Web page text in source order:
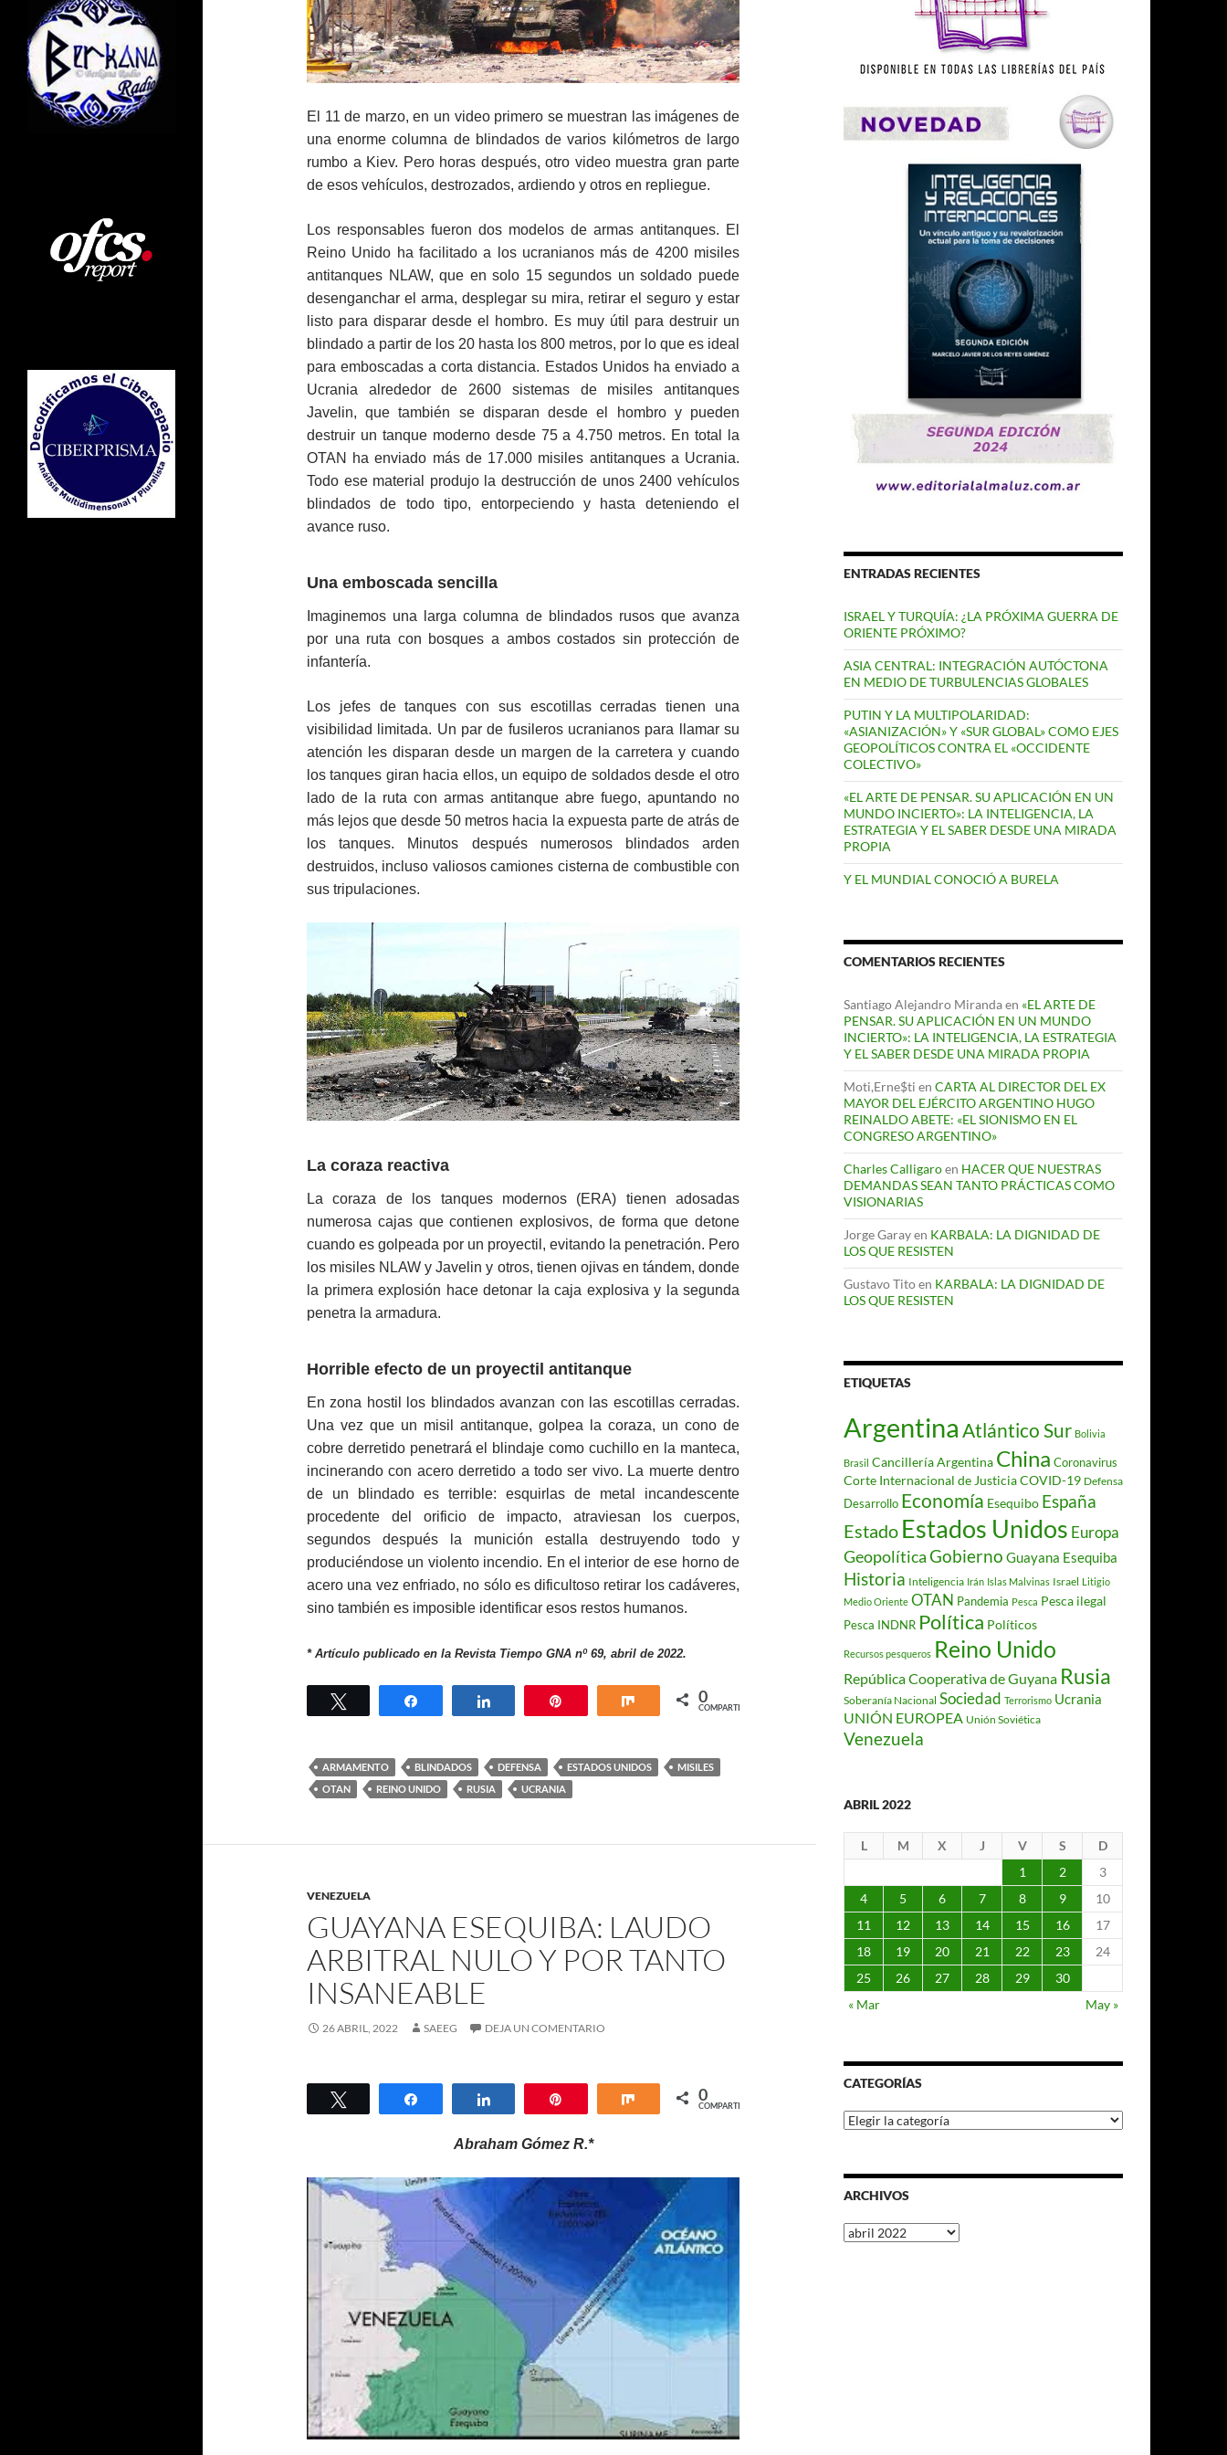
El 11 de marzo, en un video primero se muestran las imágenes de
una enorme columna de blindados de varios kilómetros de largo
rumbo a Kiev. Pero horas después, otro video muestra gran parte
de esos vehículos, destrozados, ardiendo y otros en repliegue.
Los responsables fueron dos modelos de armas antitanques. El
Reino Unido ha facilitado a los ucranianos más de 4200 misiles
antitanques NLAW, que en solo 15 segundos un soldado puede
desenganchar el arma, desplegar su mira, retirar el seguro y estar
listo para disparar desde el hombro. Es muy útil para destruir un
blindado a partir de los 20 hasta los 800 metros, por lo que es ideal
para emboscadas a corta distancia. Estados Unidos ha enviado a
Ucrania alrededor de 2600 sistemas de misiles antitanques
Javelin, que también se disparan desde el hombro y pueden
destruir un tanque moderno desde 75 a 4.750 metros. En total la
OTAN ha enviado más de 17.000 misiles antitanques a Ucrania.
Todo ese material produjo la destrucción de unos 2400 vehículos
blindados de todo tipo, entorpeciendo y hasta deteniendo el
avance ruso.
Una emboscada sencilla
Imaginemos una larga columna de blindados rusos que avanza
por una ruta con bosques a ambos costados sin protección de
infantería.
Los jefes de tanques con sus escotillas cerradas tienen una
visibilidad limitada. Un par de fusileros ucranianos para llamar su
atención les disparan desde un margen de la carretera y cuando
los tanques giran hacia ellos, un equipo de soldados desde el otro
lado de la ruta con armas antitanque abre fuego, apuntando no
más lejos que desde 50 metros hacia la expuesta parte de atrás de
los tanques. Minutos después numerosos blindados arden
destruidos, incluso valiosos camiones cisterna de combustible con
sus tripulaciones.
La coraza reactiva
La coraza de los tanques modernos (ERA) tienen adosadas
numerosa cajas que contienen explosivos, de forma que detone
cuando es golpeada por un proyectil, evitando la penetración. Pero
los misiles NLAW y Javelin y otros, tienen ojivas en tándem, donde
la primera explosión hace detonar la caja explosiva y la segunda
penetra la armadura.
Horrible efecto de un proyectil antitanque
En zona hostil los blindados avanzan con las escotillas cerradas.
Una vez que un misil antitanque, golpea la coraza, un cono de
cobre derretido penetrará el blindaje como cuchillo en la manteca,
incinerando con acero derretido a todo ser vivo. La muerte dentro
de un blindado es terrible: esquirlas de metal incandescente
procedente del orificio de impacto, atraviesan los cuerpos,
segundos después la munición estalla destruyendo todo y
produciéndose un violento incendio. En el interior de ese horno de
acero una vez enfriado, no sólo es dificultoso retirar los cadáveres,
sino también es imposible identificar esos restos humanos.
* Artículo publicado en la Revista Tiempo GNA nº 69, abril de 2022.
Twittear Compartir Compartir Compartir
0
COMPARTIR
ARMAMENTO BLINDADOS DEFENSA ESTADOS UNIDOS
MISILES
OTAN
REINO UNIDO RUSIA UCRANIA
VENEZUELA
GUAYANA ESEQUIBA: LAUDO
ARBITRAL NULO Y POR TANTO
INSANEABLE
26 ABRIL, 2022 SAEEG DEJA UN COMENTARIO
Twittear Compartir Compartir Compartir
0
COMPARTIR
Abraham Gómez R.*
ENTRADAS RECIENTES
ISRAEL Y TURQUÍA: ¿LA PRÓXIMA GUERRA DE
ORIENTE PRÓXIMO?
ASIA CENTRAL: INTEGRACIÓN AUTÓCTONA
EN MEDIO DE TURBULENCIAS GLOBALES
PUTIN Y LA MULTIPOLARIDAD:
«ASIANIZACIÓN» Y «SUR GLOBAL» COMO EJES
GEOPOLÍTICOS CONTRA EL «OCCIDENTE
COLECTIVO»
«EL ARTE DE PENSAR. SU APLICACIÓN EN UN
MUNDO INCIERTO»: LA INTELIGENCIA, LA
ESTRATEGIA Y EL SABER DESDE UNA MIRADA
PROPIA
Y EL MUNDIAL CONOCIÓ A BURELA
COMENTARIOS RECIENTES
Santiago Alejandro Mirandaen «EL ARTE DE
PENSAR. SU APLICACIÓN EN UN MUNDO
INCIERTO»: LA INTELIGENCIA, LA ESTRATEGIA
Y EL SABER DESDE UNA MIRADA PROPIA
Moti,Erne$ti en CARTA AL DIRECTOR DEL EX
MAYOR DEL EJÉRCITO ARGENTINO HUGO
REINALDO ABETE: «EL SIONISMO EN EL
CONGRESO ARGENTINO»
Charles Calligaroen HACER QUE NUESTRAS
DEMANDAS SEAN TANTO PRÁCTICAS COMO
VISIONARIAS
Jorge Garayen KARBALA: LA DIGNIDAD DE
LOS QUE RESISTEN
Gustavo Titoen KARBALA: LA DIGNIDAD DE
LOS QUE RESISTEN
ETIQUETAS
Argentina Atlántico Sur Bolivia
Brasil Cancillería Argentina China Coronavirus
Corte Internacional de JusticiaCOVID-19 Defensa
Desarrollo Economía Esequibo España
Estado Estados Unidos Europa
GeopolíticaGobierno Guayana Esequiba
Historia Inteligencia Irán Islas Malvinas Israel Litigio
Medio Oriente OTAN Pandemia Pesca Pesca ilegal
Pesca INDNR Política Políticos
Recursos pesqueros Reino Unido
República Cooperativa de Guyana Rusia
Soberanía Nacional Sociedad Terrorismo Ucrania
UNIÓN EUROPEA Unión Soviética
Venezuela
ABRIL 2022
L M X J V S
D
1
2
3
4
5 6 7 8 9
10
11
12 13 14 15 16
17
18
19 20 21 22 23
24
25
26 27 28 29
30
« Mar
May »
CATEGORÍAS
Categorías
ARCHIVOS
Archivos